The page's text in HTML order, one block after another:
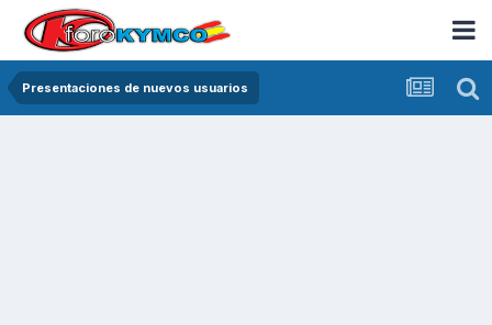
Presentaciones de nuevos usuarios